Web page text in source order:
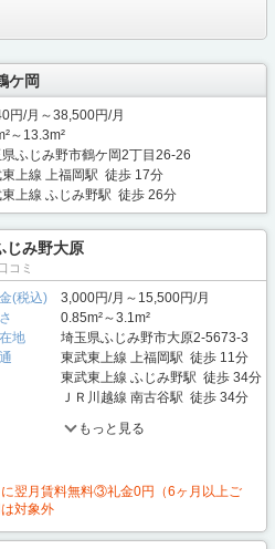
ケ岡
円/月～38,500円/月
～13.3m²
ふじみ野市鶴ケ岡2丁目26-26
上線 上福岡駅 徒歩 17分
上線 ふじみ野駅 徒歩 26分
じみ野大原
コミ
(税込)
3,000円/月～15,500円/月
0.85m²～3.1m²
地
埼玉県ふじみ野市大原2-5673-3
東武東上線 上福岡駅 徒歩 11分
東武東上線 ふじみ野駅 徒歩 34分
ＪＲ川越線 南古谷駅 徒歩 34分
もっと見る
翌月賃料無料③礼金0円（6ヶ月以上ご
対象外